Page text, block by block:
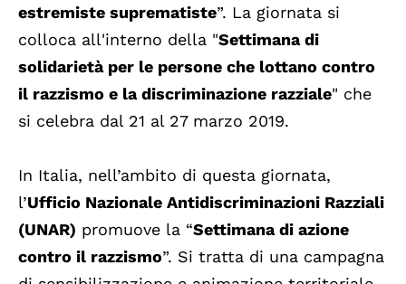
estremiste suprematiste”. La giornata si
colloca all'interno della "Settimana di
solidarietà per le persone che lottano contro
il razzismo e la discriminazione razziale" che
si celebra dal 21 al 27 marzo 2019.
In Italia, nell’ambito di questa giornata,
l’Ufficio Nazionale Antidiscriminazioni Razziali
(UNAR) promuove la “Settimana di azione
contro il razzismo”. Si tratta di una campagna